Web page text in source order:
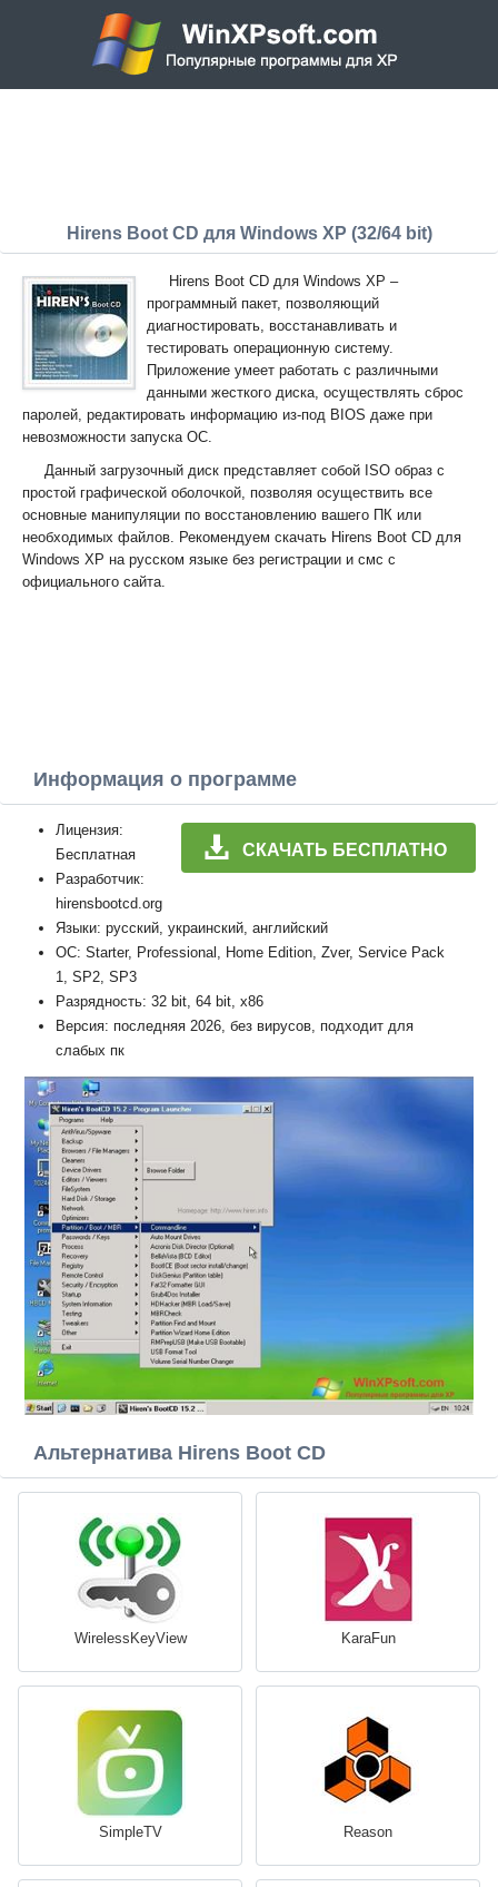
Hirens Boot CD для Windows XP (32/64 bit)
Hirens Boot CD для Windows XP –
программный пакет, позволяющий
диагностировать, восстанавливать и
тестировать операционную систему.
Приложение умеет работать с различными
данными жесткого диска, осуществлять сброс
паролей, редактировать информацию из-под BIOS даже при
невозможности запуска ОС.
Данный загрузочный диск представляет собой ISO образ с
простой графической оболочкой, позволяя осуществить все
основные манипуляции по восстановлению вашего ПК или
необходимых файлов. Рекомендуем скачать Hirens Boot CD для
Windows XP на русском языке без регистрации и смс с
официального сайта.
Информация о программе
СКАЧАТЬ БЕСПЛАТНО
Лицензия:
Бесплатная
Разработчик:
hirensbootcd.org
Языки: русский, украинский, английский
ОС: Starter, Professional, Home Edition, Zver, Service Pack
1, SP2, SP3
Разрядность: 32 bit, 64 bit, x86
Версия: последняя 2026, без вирусов, подходит для
слабых пк
Альтернатива Hirens Boot CD
WirelessKeyView KaraFun
SimpleTV Reason